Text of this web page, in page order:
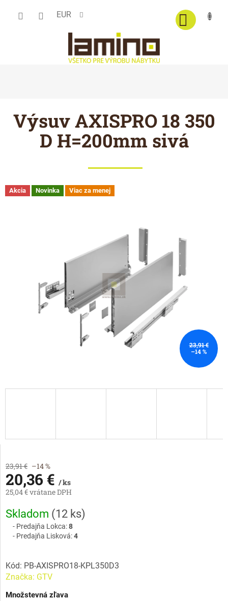
EUR
Výsuv AXISPRO 18 350
D H=200mm sivá
Akcia Novinka Viac za menej
23,91 €
–14 %
23,91 € –14 %
20,36 € / ks
25,04 € vrátane DPH
Jednotková
cena:
Skladom (12 ks)
Predajňa Lokca:8
Predajňa Lisková:4
Kód: PB-AXISPRO18-KPL350D3
Značka: GTV
Množstevná zľava